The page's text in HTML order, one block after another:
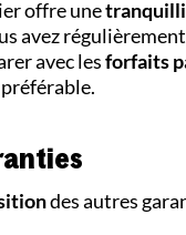
offre une
avez
avec lesforfaits
des autres